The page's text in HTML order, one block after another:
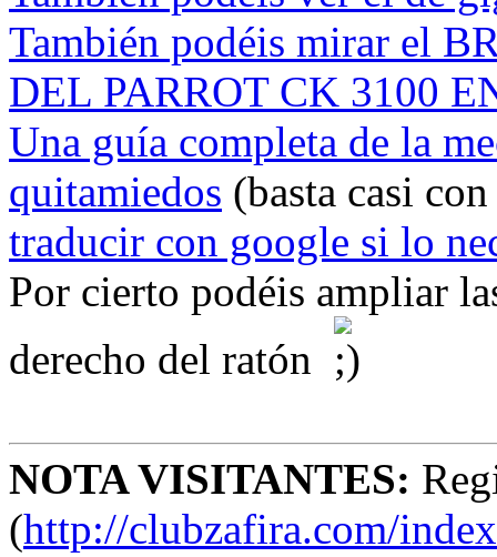
También podéis mirar el
DEL PARROT CK 3100
Una guía completa de la
quitamiedos (basta casi
traducir con google si lo
Por cierto podéis ampliar
derecho del ratón
NOTA VISITANTES:
(http://clubzafira.com/